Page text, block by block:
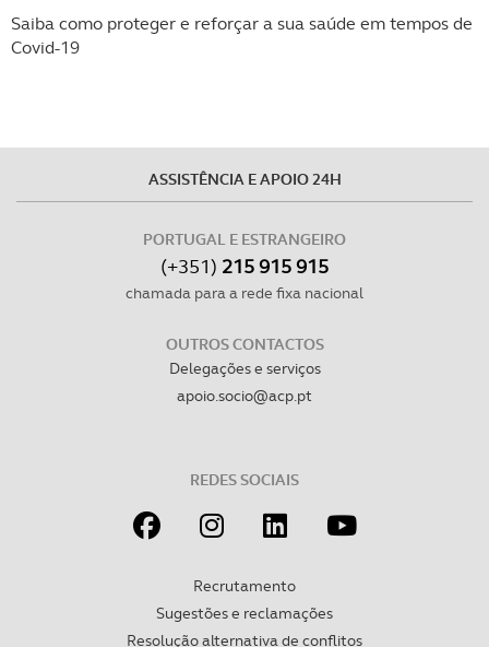
Saiba como proteger e reforçar a sua saúde em tempos de
Covid-19
ASSISTÊNCIA E APOIO 24H
PORTUGAL E ESTRANGEIRO
(+351) 215 915 915
chamada para a rede fixa nacional
OUTROS CONTACTOS
Delegações e serviços
apoio.socio@acp.pt
REDES SOCIAIS
Recrutamento
Sugestões e reclamações
Resolução alternativa de conflitos